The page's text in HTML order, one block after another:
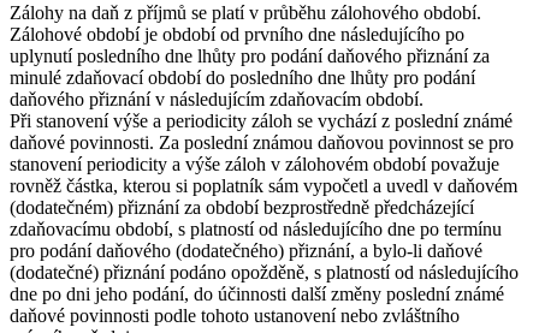
Zálohy na daň z příjmů se platí v průběhu zálohového období.
Zálohové období je období od prvního dne následujícího po
uplynutí posledního dne lhůty pro podání daňového přiznání za
minulé zdaňovací období do posledního dne lhůty pro podání
daňového přiznání v následujícím zdaňovacím období.
Při stanovení výše a periodicity záloh se vychází z poslední známé
daňové povinnosti. Za poslední známou daňovou povinnost se pro
stanovení periodicity a výše záloh v zálohovém období považuje
rovněž částka, kterou si poplatník sám vypočetl a uvedl v daňovém
(dodatečném) přiznání za období bezprostředně předcházející
zdaňovacímu období, s platností od následujícího dne po termínu
pro podání daňového (dodatečného) přiznání, a bylo-li daňové
(dodatečné) přiznání podáno opožděně, s platností od následujícího
dne po dni jeho podání, do účinnosti další změny poslední známé
daňové povinnosti podle tohoto ustanovení nebo zvláštního